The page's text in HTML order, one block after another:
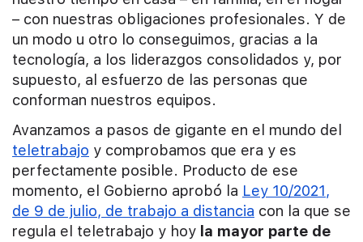
– con nuestras obligaciones profesionales. Y de
un modo u otro lo conseguimos, gracias a la
tecnología, a los liderazgos consolidados y, por
supuesto, al esfuerzo de las personas que
conforman nuestros equipos.
Avanzamos a pasos de gigante en el mundo del
teletrabajo y comprobamos que era y es
perfectamente posible. Producto de ese
momento, el Gobierno aprobó la Ley 10/2021,
de 9 de julio, de trabajo a distancia con la que se
regula el teletrabajo y hoy la mayor parte de